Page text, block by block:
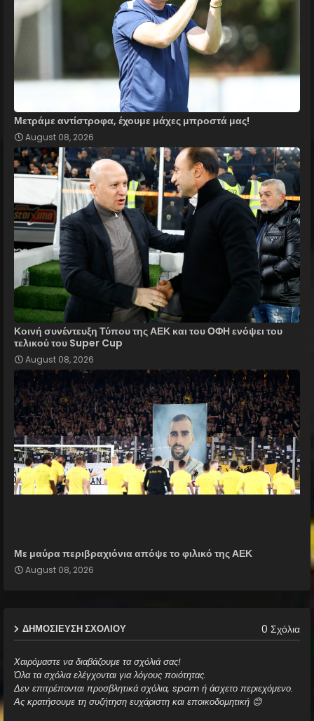
Μετράμε αντίστροφα, έχουμε μάχες μπροστά μας!
August 08, 2026
Κοινή συνέντευξη Τύπου της ΑΕΚ και του ΟΦΗ ενόψει του
τελικού του Super Cup
August 08, 2026
Με μαύρα περιβραχιόνια απόψε το φιλικό της ΑΕΚ
August 08, 2026
ΔΗΜΟΣΊΕΥΣΗ ΣΧΟΛΊΟΥ 0 Σχόλια
Χαιρόμαστε να διαβάζουμε τα σχόλιά σας!
Όλα τα σχόλια ελέγχονται για λόγους ποιότητας.
Δεν επιτρέπονται προσβλητικά σχόλια, spam ή άσχετο περιεχόμενο.
Ας κρατήσουμε τη συζήτηση ευχάριστη και εποικοδομητική 😊